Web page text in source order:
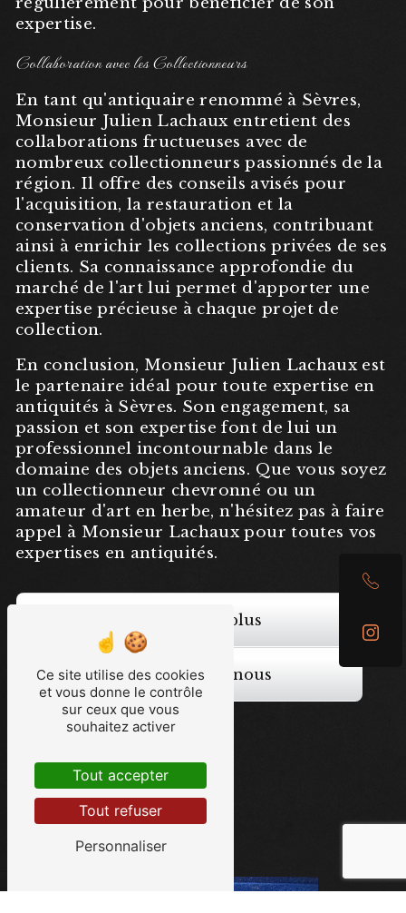
expertise.
Collaboration avec les Collectionneurs
En tant qu'antiquaire renommé à Sèvres,
Monsieur Julien Lachaux entretient des
collaborations fructueuses avec de
nombreux collectionneurs passionnés de la
région. Il offre des conseils avisés pour
l'acquisition, la restauration et la
conservation d'objets anciens, contribuant
ainsi à enrichir les collections privées de ses
clients. Sa connaissance approfondie du
marché de l'art lui permet d'apporter une
expertise précieuse à chaque projet de
collection.
En conclusion, Monsieur Julien Lachaux est
le partenaire idéal pour toute expertise en
antiquités à Sèvres. Son engagement, sa
passion et son expertise font de lui un
professionnel incontournable dans le
domaine des objets anciens. Que vous soyez
un collectionneur chevronné ou un
amateur d'art en herbe, n'hésitez pas à faire
appel à Monsieur Lachaux pour toutes vos
expertises en antiquités.
En savoir plus
Contactez-nous
Ce site utilise des cookies
et vous donne le contrôle
sur ceux que vous
souhaitez activer
Tout accepter
Tout refuser
Personnaliser